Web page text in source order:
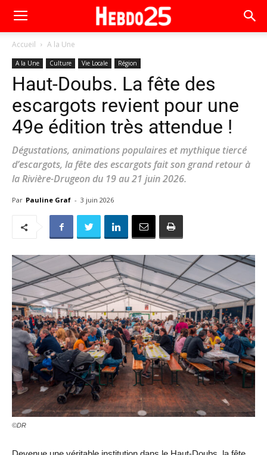
Accueil A la Une
A la Une Culture Vie Locale Région
Haut-Doubs. La fête des
escargots revient pour une
49e édition très attendue !
Dégustations, animations populaires et mythique tiercé
d’escargots, la fête des escargots fait son grand retour à
la Rivière-Drugeon du 19 au 21 juin 2026.
Par Pauline Graf - 3 juin 2026
©DR